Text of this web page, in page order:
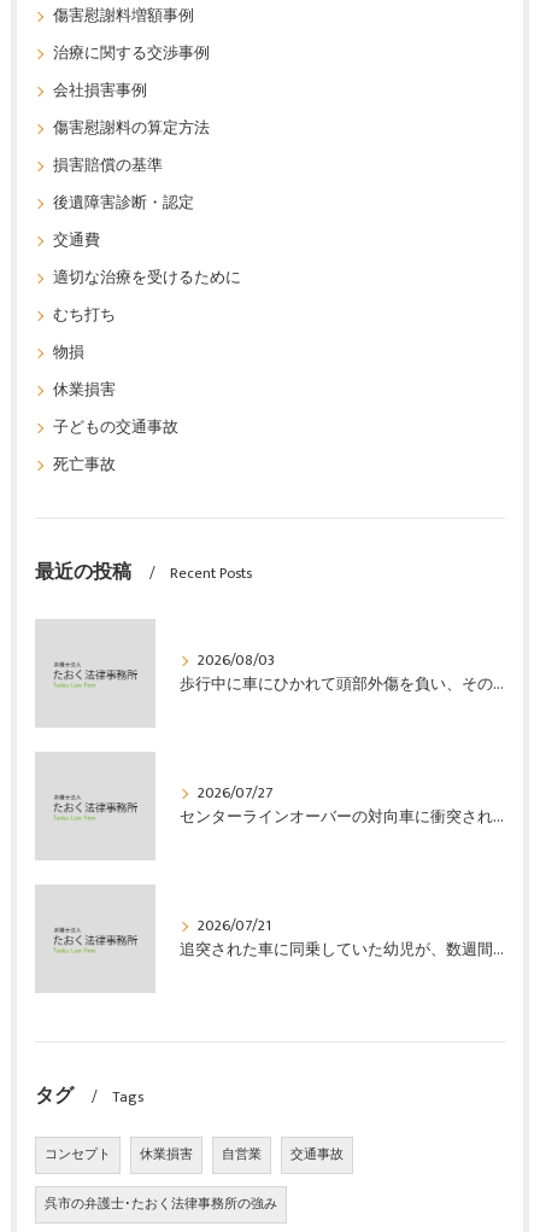
傷害慰謝料増額事例
治療に関する交渉事例
会社損害事例
傷害慰謝料の算定方法
損害賠償の基準
後遺障害診断・認定
交通費
適切な治療を受けるために
むち打ち
物損
休業損害
子どもの交通事故
死亡事故
最近の投稿 Recent Posts
2026/08/03
歩行中に車にひかれて頭部外傷を負い、その４か月後に亡くなり、死亡部分も含めて裁判所の基準で損害賠償金を獲得した事案｜たおく法律事務所
2026/07/27
センターラインオーバーの対向車に衝突され、むち打ちを発症し、裁判所の基準で慰謝料などの損害賠償金を獲得した事案｜たおく法律事務所
2026/07/21
追突された車に同乗していた幼児が、数週間の経過観察の後、裁判所の基準で人損の賠償金を獲得した事案｜たおく法律事務所
タグ Tags
コンセプト 休業損害 自営業 交通事故
呉市の弁護士･たおく法律事務所の強み